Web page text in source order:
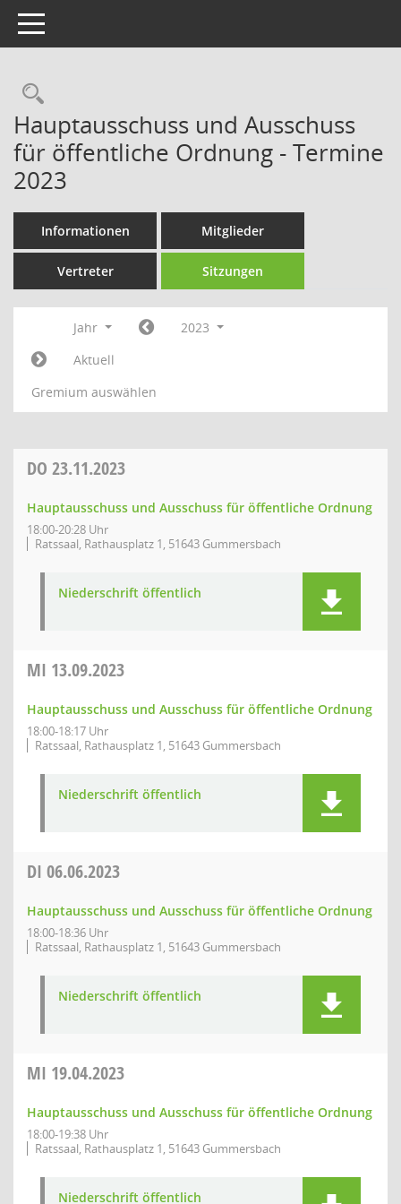
Toggle navigation
Rechercheauswahl
Hauptausschuss und Ausschuss
für öffentliche Ordnung - Termine
2023
Informationen Mitglieder
Vertreter Sitzungen
Jahr
2023
Aktuell
Gremium auswählen
DO 23.11.2023
Hauptausschuss und Ausschuss für öffentliche Ordnung
18:00-20:28 Uhr
Ratssaal, Rathausplatz 1, 51643 Gummersbach
Niederschrift öffentlich
MI 13.09.2023
Hauptausschuss und Ausschuss für öffentliche Ordnung
18:00-18:17 Uhr
Ratssaal, Rathausplatz 1, 51643 Gummersbach
Niederschrift öffentlich
DI 06.06.2023
Hauptausschuss und Ausschuss für öffentliche Ordnung
18:00-18:36 Uhr
Ratssaal, Rathausplatz 1, 51643 Gummersbach
Niederschrift öffentlich
MI 19.04.2023
Hauptausschuss und Ausschuss für öffentliche Ordnung
18:00-19:38 Uhr
Ratssaal, Rathausplatz 1, 51643 Gummersbach
Niederschrift öffentlich